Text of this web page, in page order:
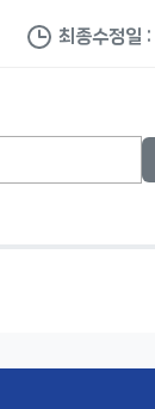
최종수정일 :